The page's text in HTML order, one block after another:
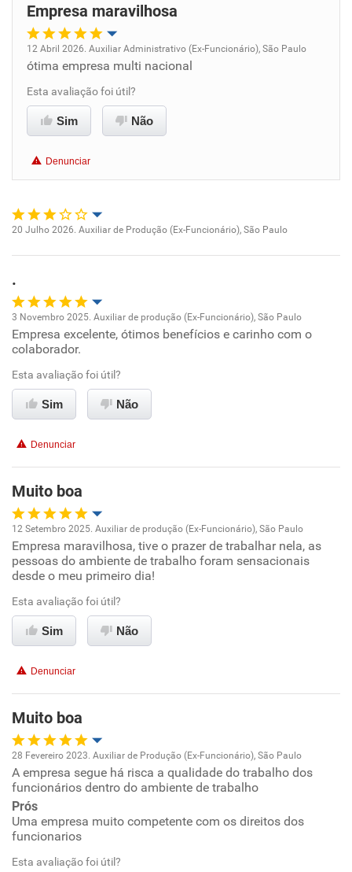
Empresa maravilhosa
Oportunidade de promoção
Ambiente de trabalho
Benefícios
Recomenda esta empresa
12 Abril 2026. Auxiliar Administrativo (Ex-Funcionário), São Paulo
ótima empresa multi nacional
Esta avaliação foi útil?
Sim Não
Denunciar
Conciliação com a vida familiar
Não recomenda esta empresa
20 Julho 2026. Auxiliar de Produção (Ex-Funcionário), São Paulo
.
Oportunidade de promoção
Ambiente de trabalho
Conciliação com a vida familiar
Recomenda esta empresa
3 Novembro 2025. Auxiliar de produção (Ex-Funcionário), São Paulo
Empresa excelente, ótimos benefícios e carinho com o
colaborador.
Esta avaliação foi útil?
Sim Não
Denunciar
Muito boa
Oportunidade de promoção
Ambiente de trabalho
Conciliação com a vida familiar
12 Setembro 2025. Auxiliar de produção (Ex-Funcionário), São Paulo
Empresa maravilhosa, tive o prazer de trabalhar nela, as
pessoas do ambiente de trabalho foram sensacionais
desde o meu primeiro dia!
Esta avaliação foi útil?
Sim Não
Denunciar
Muito boa
Oportunidade de promoção
Ambiente de trabalho
28 Fevereiro 2023. Auxiliar de Produção (Ex-Funcionário), São Paulo
A empresa segue há risca a qualidade do trabalho dos
funcionários dentro do ambiente de trabalho
Prós
Uma empresa muito competente com os direitos dos
funcionarios
Esta avaliação foi útil?